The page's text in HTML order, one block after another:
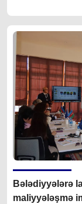
Bələdiyyələrə
maliyyələşmə